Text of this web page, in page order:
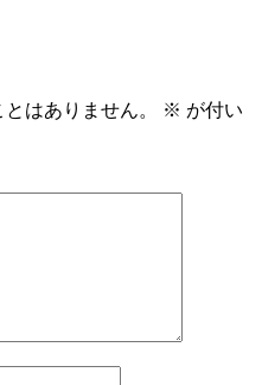
はありません。 ※ が付い